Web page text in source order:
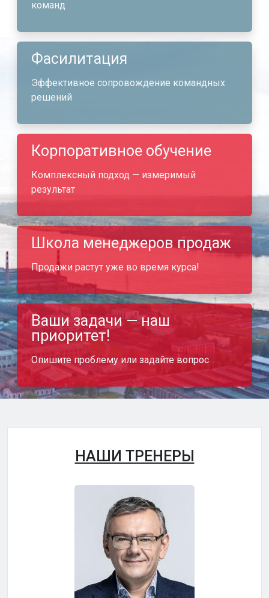
команд
Фасилитация
Эффективное сопровождение командных
решений
Корпоративное обучение
Комплексный подход — измеримый
результат
Школа менеджеров продаж
Продажи растут уже во время курса!
Ваши задачи — наш
приоритет!
Опишите проблему или задайте вопрос
НАШИ ТРЕНЕРЫ